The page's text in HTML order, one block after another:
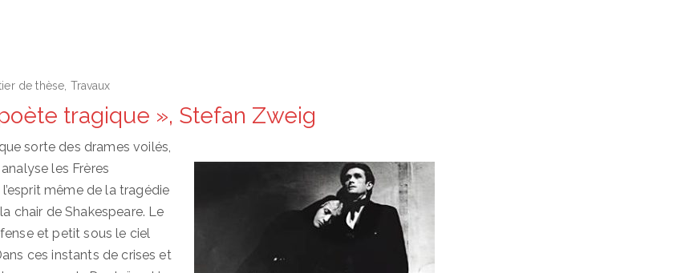
de thèse Travaux
tragique », Stefan Zweig
sorte des drames voilés,
les Frères
même de la tragédie
chair de Shakespeare. Le
et petit sous le ciel
ces instants de crises et